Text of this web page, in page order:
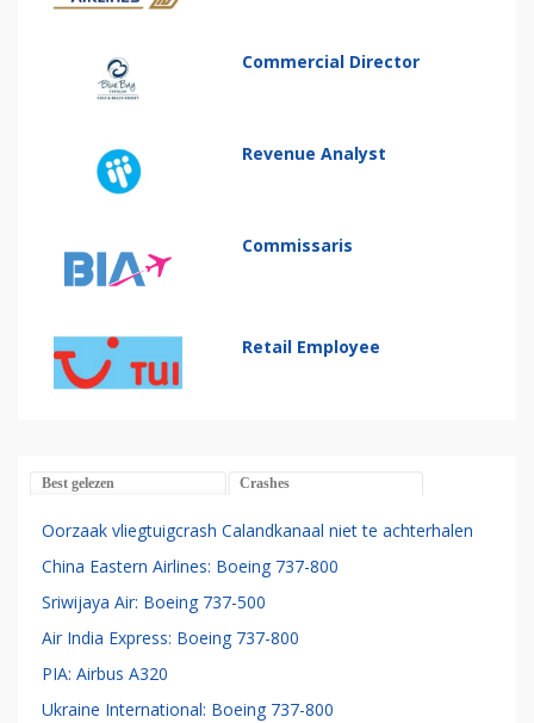
Commercial Director
Revenue Analyst
Commissaris
Retail Employee
Best gelezen Crashes
Oorzaak vliegtuigcrash Calandkanaal niet te achterhalen
China Eastern Airlines: Boeing 737-800
Sriwijaya Air: Boeing 737-500
Air India Express: Boeing 737-800
PIA: Airbus A320
Ukraine International: Boeing 737-800